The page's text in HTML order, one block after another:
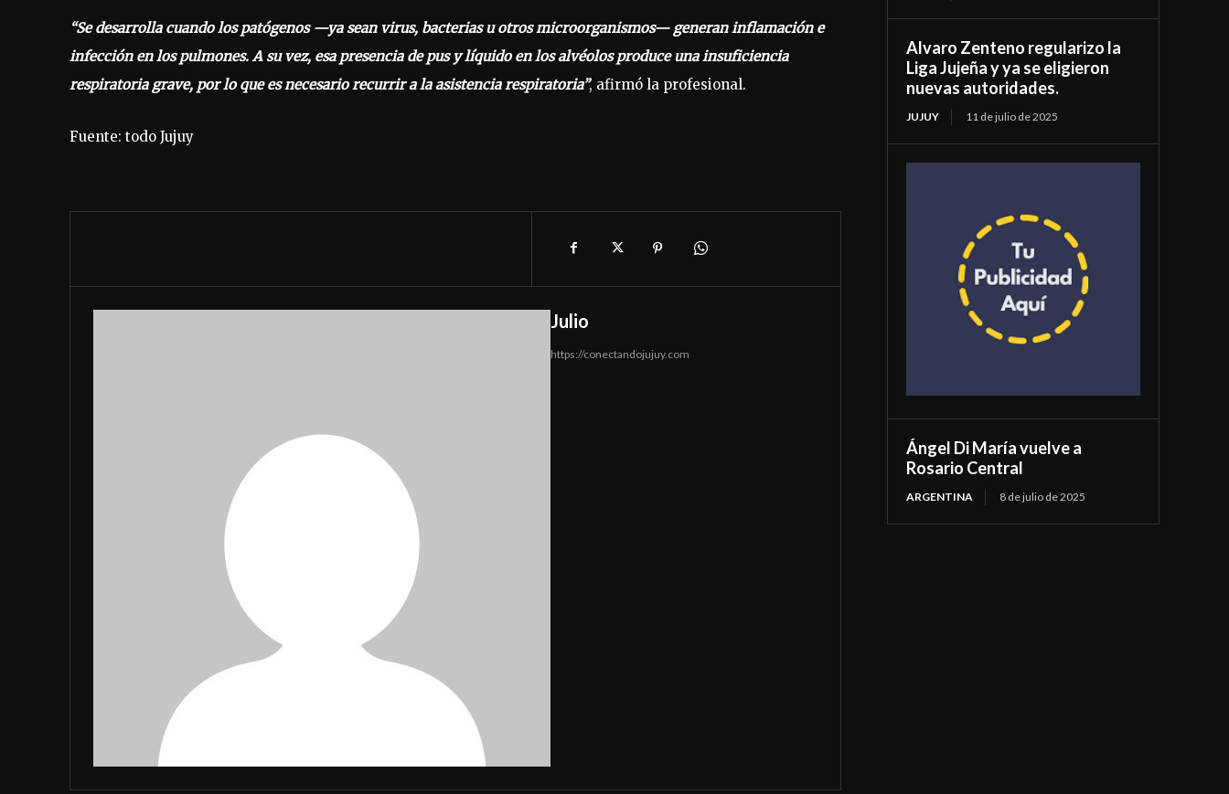
“Se desarrolla cuando los patógenos —ya sean virus, bacterias u otros microorganismos— generan inflamación e
infección en los pulmones. A su vez, esa presencia de pus y líquido en los alvéolos produce una insuficiencia
respiratoria grave, por lo que es necesario recurrir a la asistencia respiratoria”, afirmó la profesional.
Fuente: todo Jujuy
Julio
https://conectandojujuy.com
Alvaro Zenteno regularizo la
Liga Jujeña y ya se eligieron
nuevas autoridades.
JUJUY 11 de julio de 2025
Ángel Di María vuelve a
Rosario Central
ARGENTINA 8 de julio de 2025